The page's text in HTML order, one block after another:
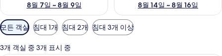
8월 7일 ~ 8월 9일
8월 14일 ~ 8월 16일
객
실
에
모든 객실 침대 1개 침대 2개 침대 3개 이상
3개 객실 중 3개 표시 중